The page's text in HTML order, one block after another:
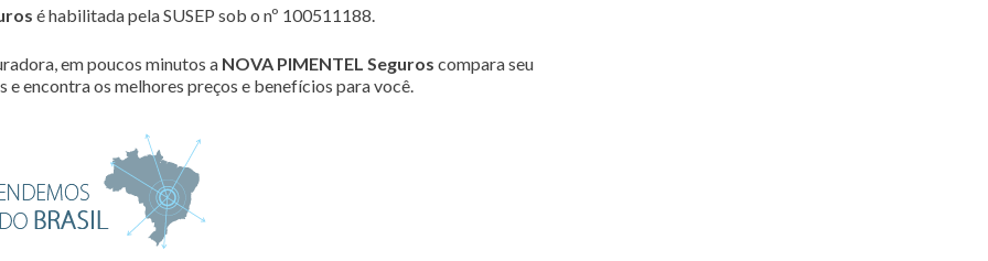
é habilitada pela SUSEP sob o nº 100511188.
em poucos minutos a NOVA PIMENTEL Seguros compara seu
e encontra os melhores preços e benefícios para você.